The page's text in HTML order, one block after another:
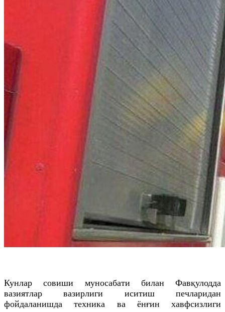
Кунлар совиши муносабати билан Фавқулодда
вазиятлар вазирлиги иситиш печларидан
фойдаланишда техника ва ёнғин хавфсизлиги